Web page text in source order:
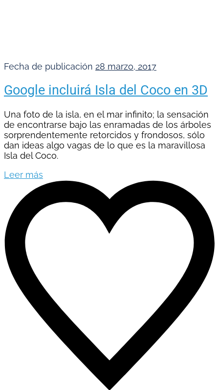
Fecha de publicación 28 marzo, 2017
Google incluirá Isla del Coco en 3D
Una foto de la isla, en el mar infinito; la sensación
de encontrarse bajo las enramadas de los árboles
sorprendentemente retorcidos y frondosos, sólo
dan ideas algo vagas de lo que es la maravillosa
Isla del Coco.
Leer más